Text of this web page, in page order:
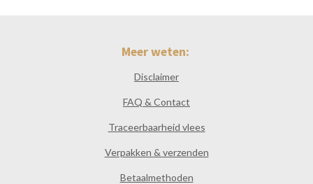
Meer weten:
Disclaimer
FAQ & Contact
Traceerbaarheid vlees
Verpakken & verzenden
Betaalmethoden